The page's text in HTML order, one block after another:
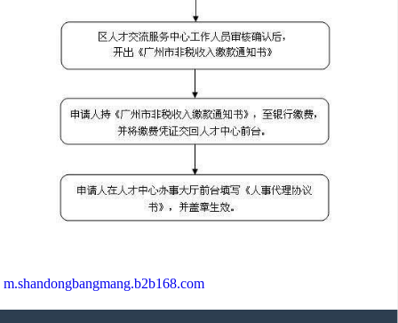
济南邦孚服务外包有限公司,专营济南薪酬外包 |济南人事代理 济南工资代发
CopyRight © 版权所有:济南邦孚服务外包有限公司